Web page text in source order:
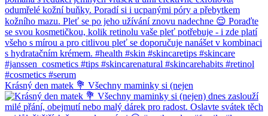
Krásný den matek 💐 Všechny maminky si (nejen